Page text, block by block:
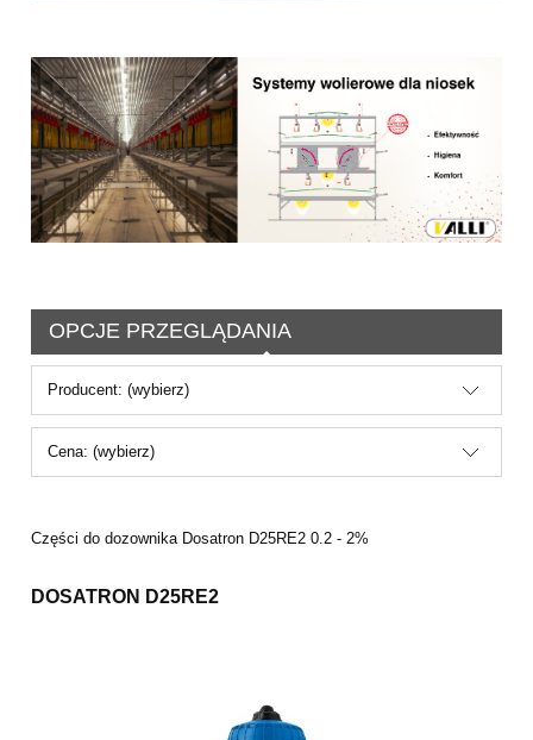
OPCJE PRZEGLĄDANIA
Producent: (wybierz)
Cena: (wybierz)
Części do dozownika Dosatron D25RE2 0.2 - 2%
DOSATRON D25RE2